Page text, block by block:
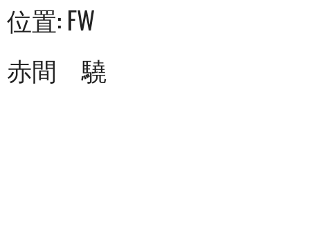
位置: FW
赤間 驍